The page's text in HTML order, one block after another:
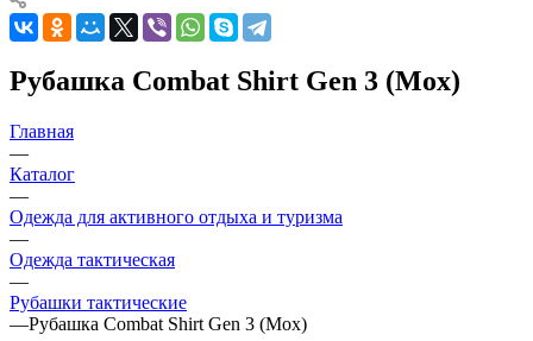
Рубашка Combat Shirt Gen 3 (Mox)
Главная
—
Каталог
—
Одежда для активного отдыха и туризма
—
Одежда тактическая
—
Рубашки тактические
—Рубашка Combat Shirt Gen 3 (Mox)